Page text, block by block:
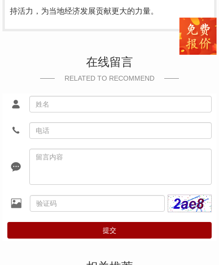
持活力，为当地经济发展贡献更大的力量。
在线留言
RELATED TO RECOMMEND
提交